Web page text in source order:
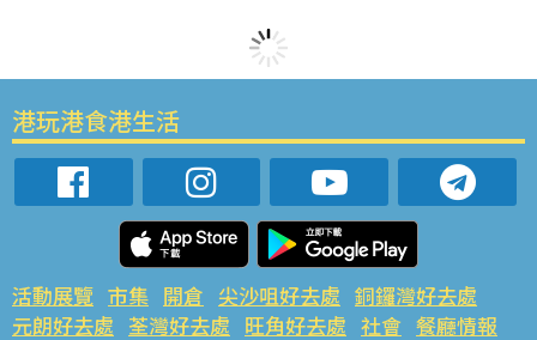
港玩港食港生活
活動展覽 市集 開倉 尖沙咀好去處 銅鑼灣好去處
元朗好去處 荃灣好去處 旺角好去處 社會 餐廳情報